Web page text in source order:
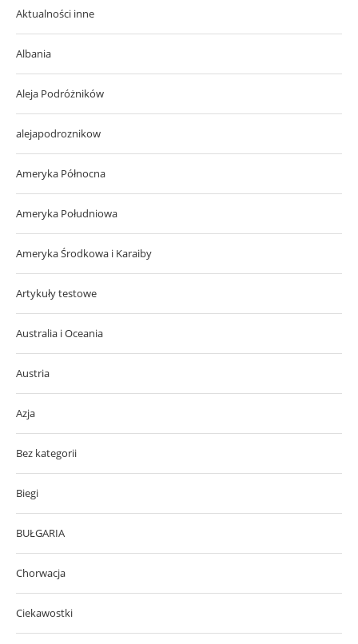
Aktualności inne
Albania
Aleja Podróżników
alejapodroznikow
Ameryka Północna
Ameryka Południowa
Ameryka Środkowa i Karaiby
Artykuły testowe
Australia i Oceania
Austria
Azja
Bez kategorii
Biegi
BUŁGARIA
Chorwacja
Ciekawostki